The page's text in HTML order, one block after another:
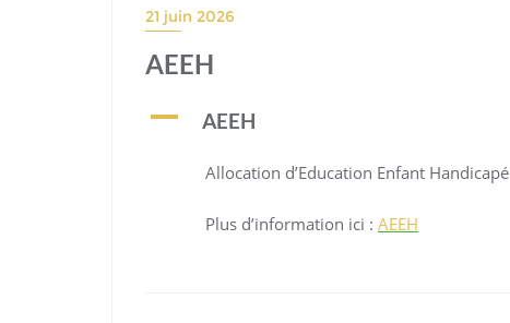
21 juin 2026
AEEH
A AEEH
Allocation d’Education Enfant Handicapé
Plus d’information ici : AEEH